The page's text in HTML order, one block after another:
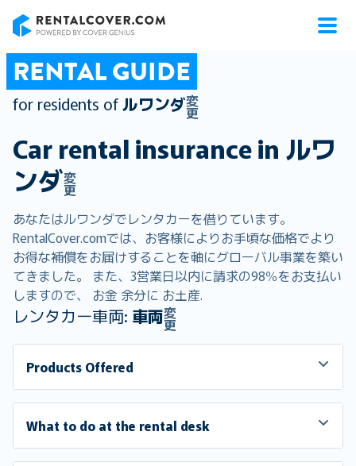
RENTAL GUIDE
for residents ofルワンダ変
更
Car rental insurance in ルワ
ンダ変
更
あなたはルワンダでレンタカーを借りています。
RentalCover.comでは、お客様によりお手頃な価格でより
お得な補償をお届けすることを軸にグローバル事業を築い
てきました。 また、3営業日以内に請求の98％をお支払い
しますので、 お金 余分に お土産.
レンタカー車両: 車両変
更
Products Offered
What to do at the rental desk